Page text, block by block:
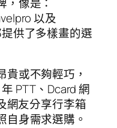
以及
供了多樣畫的選
或不夠輕巧，
PTT、Dcard 網
網友分享行李箱
身需求選購。